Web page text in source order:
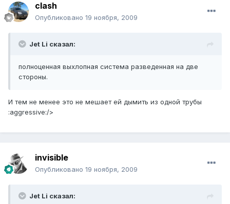
clash
Опубликовано 19 ноября, 2009
Jet Li сказал:
полноценная выхлопная система разведенная на две
стороны.
И тем не менее это не мешает ей дымить из одной трубы
:aggressive:/>
invisible
Опубликовано 19 ноября, 2009
Jet Li сказал: